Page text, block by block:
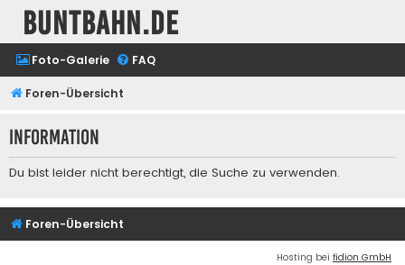
buntbahn.de
Foto-Galerie FAQ
Foren-Übersicht
Information
Du bist leider nicht berechtigt, die Suche zu verwenden.
Foren-Übersicht
Hosting bei fidion GmbH